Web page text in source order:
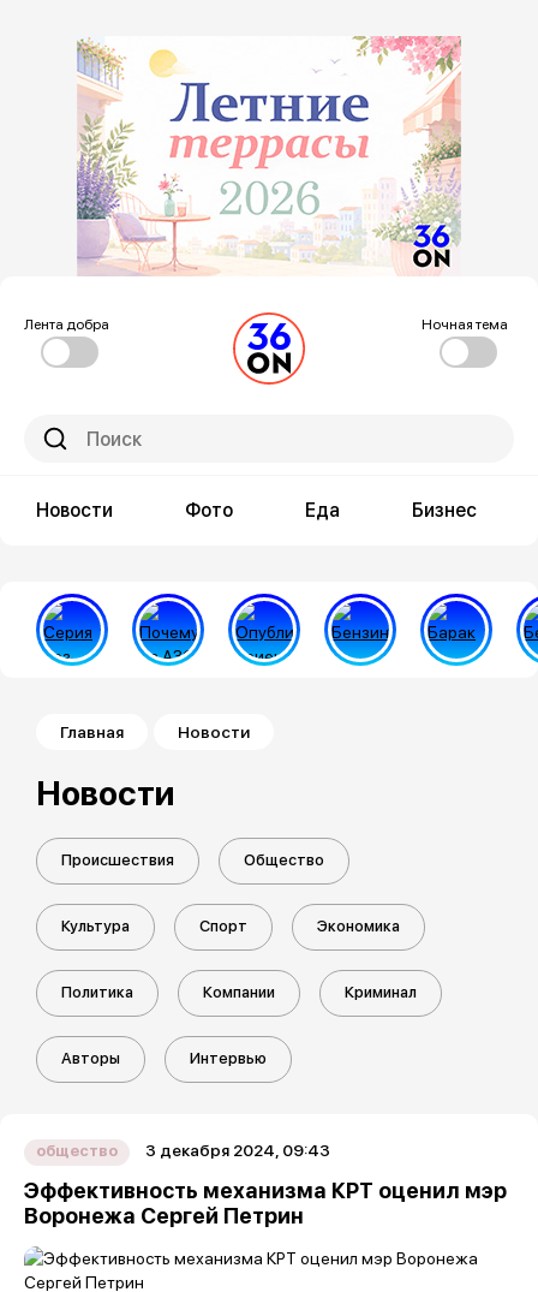
Лента добра Ночная тема
Новости Фото Еда Бизнес
Строка навигации
Главная Новости
Новости
Происшествия Общество
Культура Спорт Экономика
Политика Компании Криминал
Авторы Интервью
общество 3 декабря 2024, 09:43
Эффективность механизма КРТ оценил мэр
Воронежа Сергей Петрин